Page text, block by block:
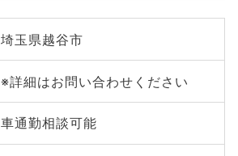
埼玉県越谷市
※詳細はお問い合わせください
車通勤相談可能